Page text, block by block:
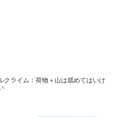
クライム：荷物＋山は舐めてはいけ